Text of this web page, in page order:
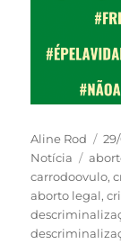
Autor
Aline Rod
Notícia
Tags
carrodoovulo,
aborto legal,